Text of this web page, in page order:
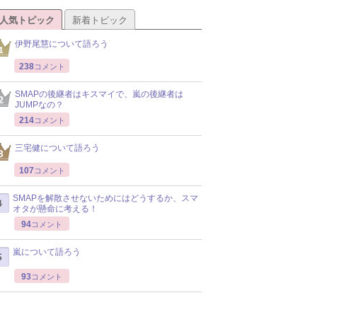
人気トピック 新着トピック
伊野尾慧について語ろう
238コメント
SMAPの後継者はキスマイで、嵐の後継者は
JUMPなの？
214コメント
三宅健について語ろう
107 コメント
SMAPを解散させないためにはどうするか、スマ
オタが懸命に考える！
94コメント
嵐について語ろう
93コメント